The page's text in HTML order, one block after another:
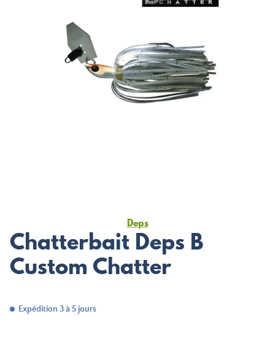
Deps
Chatterbait Deps B
Custom Chatter
Expédition 3 à 5 jours